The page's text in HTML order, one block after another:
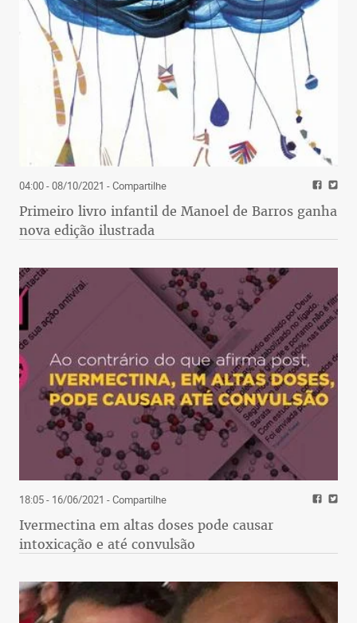
04:00 - 08/10/2021 - Compartilhe
Primeiro livro infantil de Manoel de Barros ganha
nova edição ilustrada
18:05 - 16/06/2021 - Compartilhe
Ivermectina em altas doses pode causar
intoxicação e até convulsão